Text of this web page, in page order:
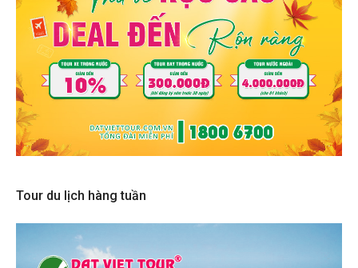
Tour du lịch hàng tuần